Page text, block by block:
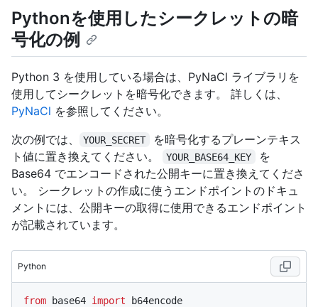
Pythonを使用したシークレットの暗
号化の例
Python 3 を使用している場合は、PyNaCl ライブラリを
使用してシークレットを暗号化できます。 詳しくは、
PyNaCl を参照してください。
次の例では、
YOUR_SECRET
を暗号化するプレーンテキス
ト値に置き換えてください。
YOUR_BASE64_KEY
を
Base64 でエンコードされた公開キーに置き換えてくださ
い。 シークレットの作成に使うエンドポイントのドキュ
メントには、公開キーの取得に使用できるエンドポイント
が記載されています。
Python
from base64 import